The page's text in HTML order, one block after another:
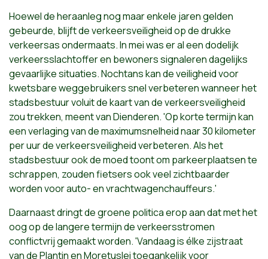
Hoewel de heraanleg nog maar enkele jaren gelden
gebeurde, blijft de verkeersveiligheid op de drukke
verkeersas ondermaats. In mei was er al een dodelijk
verkeersslachtoffer en bewoners signaleren dagelijks
gevaarlijke situaties. Nochtans kan de veiligheid voor
kwetsbare weggebruikers snel verbeteren wanneer het
stadsbestuur voluit de kaart van de verkeersveiligheid
zou trekken, meent van Dienderen. 'Op korte termijn kan
een verlaging van de maximumsnelheid naar 30 kilometer
per uur de verkeersveiligheid verbeteren. Als het
stadsbestuur ook de moed toont om parkeerplaatsen te
schrappen, zouden fietsers ook veel zichtbaarder
worden voor auto- en vrachtwagenchauffeurs.'
Daarnaast dringt de groene politica erop aan dat met het
oog op de langere termijn de verkeersstromen
conflictvrij gemaakt worden. 'Vandaag is élke zijstraat
van de Plantin en Moretuslei toegankelijk voor